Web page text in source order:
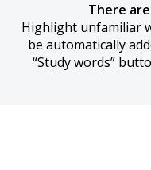
There
Highlight unfamiliar
be automatically
“Study words”